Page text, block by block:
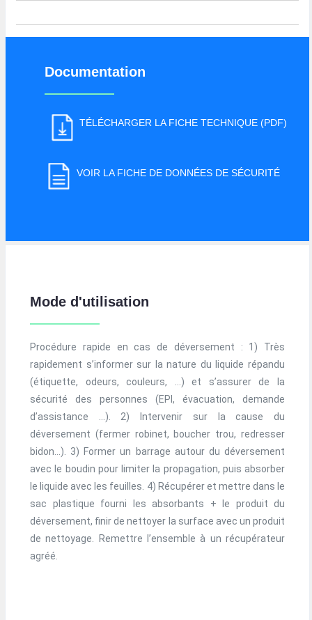
Documentation
TÉLÉCHARGER LA FICHE TECHNIQUE (PDF)
VOIR LA FICHE DE DONNÉES DE SÉCURITÉ
Mode d'utilisation
Procédure rapide en cas de déversement : 1) Très
rapidement s’informer sur la nature du liquide répandu
(étiquette, odeurs, couleurs, …) et s’assurer de la
sécurité des personnes (EPI, évacuation, demande
d’assistance …). 2) Intervenir sur la cause du
déversement (fermer robinet, boucher trou, redresser
bidon…). 3) Former un barrage autour du déversement
avec le boudin pour limiter la propagation, puis absorber
le liquide avec les feuilles. 4) Récupérer et mettre dans le
sac plastique fourni les absorbants + le produit du
déversement, finir de nettoyer la surface avec un produit
de nettoyage. Remettre l’ensemble à un récupérateur
agréé.